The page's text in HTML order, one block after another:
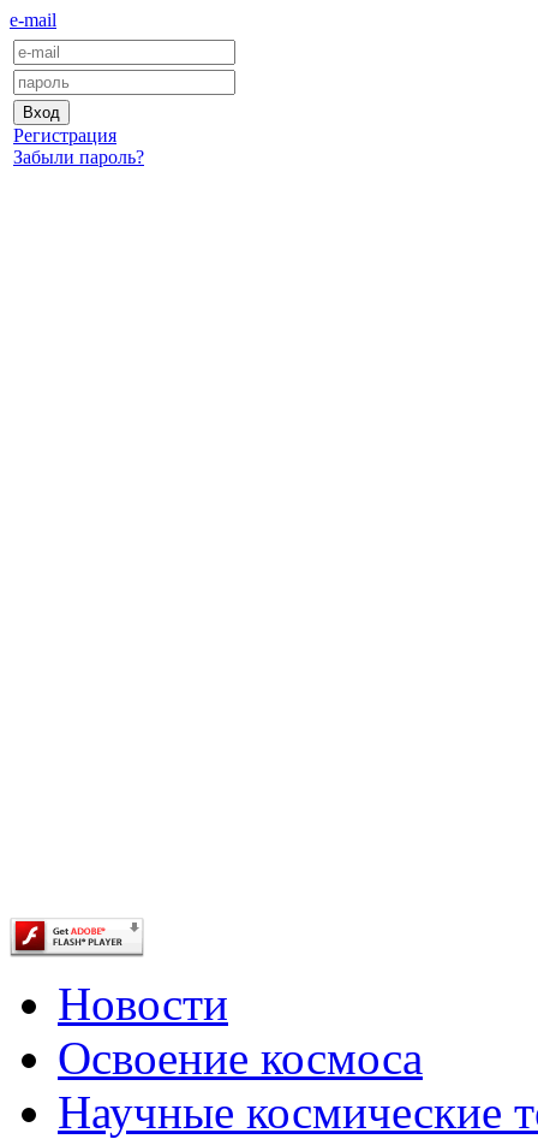
e-mail
Регистрация
Забыли пароль?
Новости
Освоение космоса
Научные космические